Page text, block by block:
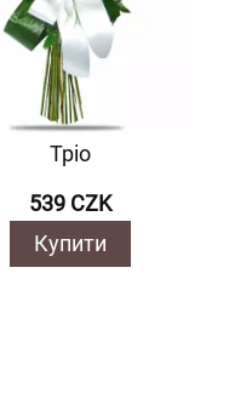
Тріо
539 CZK
Купити